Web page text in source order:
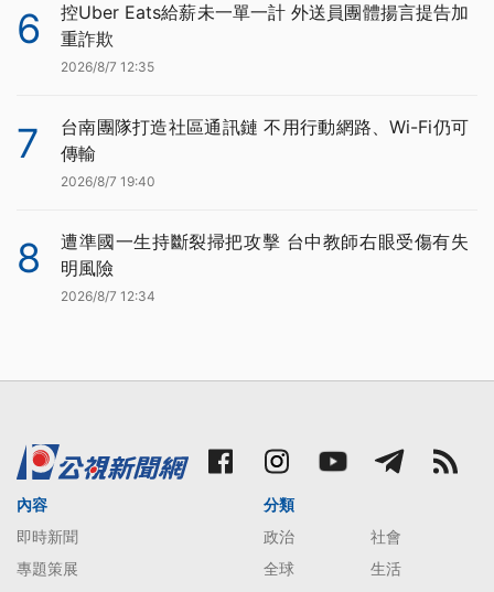
6
控Uber Eats給薪未一單一計 外送員團體揚言提告加
重詐欺
2026/8/7 12:35
7
台南團隊打造社區通訊鏈 不用行動網路、Wi-Fi仍可
傳輸
2026/8/7 19:40
8
遭準國一生持斷裂掃把攻擊 台中教師右眼受傷有失
明風險
2026/8/7 12:34
內容
即時新聞
專題策展
分類
政治
社會
全球
生活